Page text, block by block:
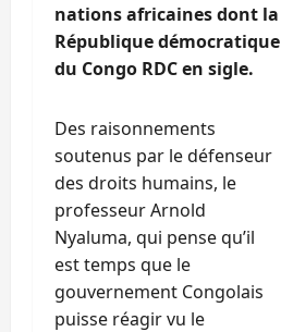
nations africaines dont la
République démocratique
du Congo RDC en sigle.
Des raisonnements
soutenus par le défenseur
des droits humains, le
professeur Arnold
Nyaluma, qui pense qu’il
est temps que le
gouvernement Congolais
puisse réagir vu le